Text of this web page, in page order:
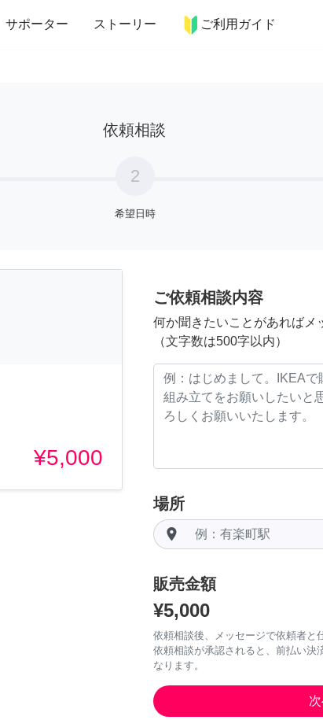
サポーター ストーリー ご利用ガイド
リア 趣味・習い事 ペット 料理
依頼相談
2
希望日時
¥5,000
ご依頼相談内容
何か聞きたいことがあればメ
（文字数は500字以内）
場所
room
販売金額
¥5,000
依頼相談後、メッセージで依頼者と
依頼相談が承認されると、前払い
なります。